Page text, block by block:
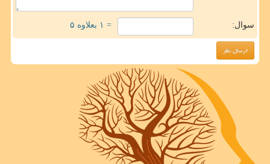
سوال: = ۱ بعلاوه ۵